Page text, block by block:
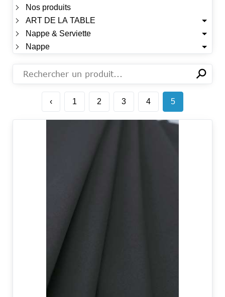
Nos produits
ART DE LA TABLE
Nappe & Serviette
Nappe
✕⚲
‹ 1 2 3 4 5